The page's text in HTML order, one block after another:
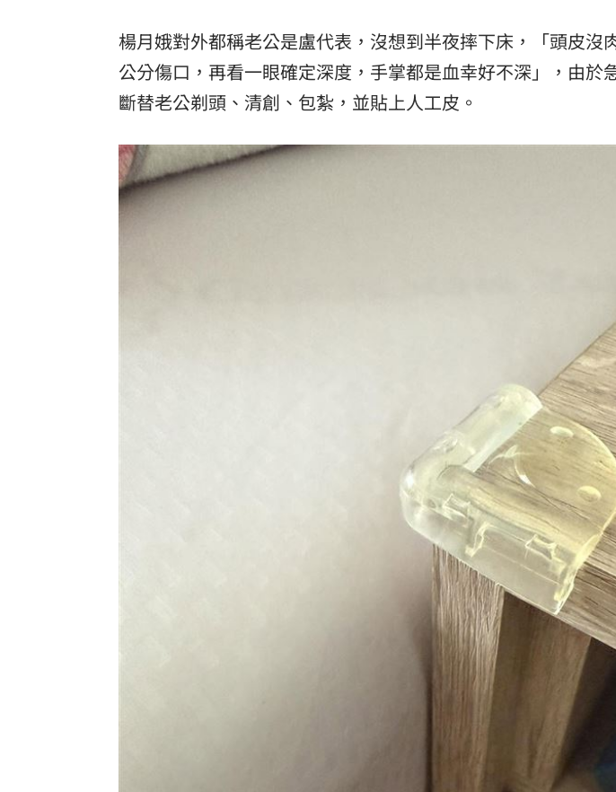
楊月娥對外都稱老公是盧代表，沒想到半夜摔下床，「頭皮沒
公分傷口，再看一眼確定深度，手掌都是血幸好不深」，由於
斷替老公剃頭、清創、包紮，並貼上人工皮。